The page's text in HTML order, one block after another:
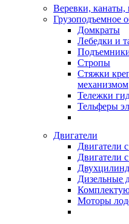
Веревки,
Грузоподъемное
Домкраты
Лебедки и
Стропы
Стяжки
механизмом
Тележки
Тельферы
Двигатели
Двигатели
Двигатели
Дизельные
Моторы